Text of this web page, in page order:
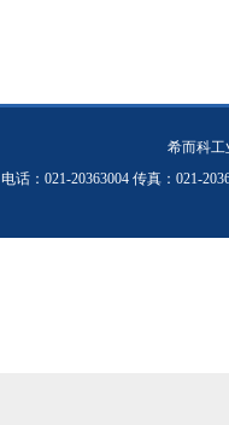
希而科工
电话：021-20363004 传真：021-